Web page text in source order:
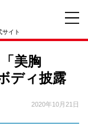
サイト
美胸
ディ披露
2020年10月21日